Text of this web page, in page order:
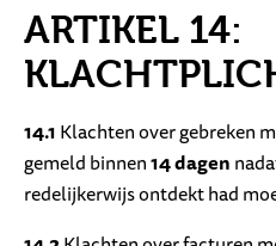
ARTIKEL 14:
14.1Klachten over gebreken
gemeld binnen14 dagen
redelijkerwijs ontdekt had